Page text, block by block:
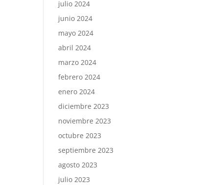
julio 2024
junio 2024
mayo 2024
abril 2024
marzo 2024
febrero 2024
enero 2024
diciembre 2023
noviembre 2023
octubre 2023
septiembre 2023
agosto 2023
julio 2023